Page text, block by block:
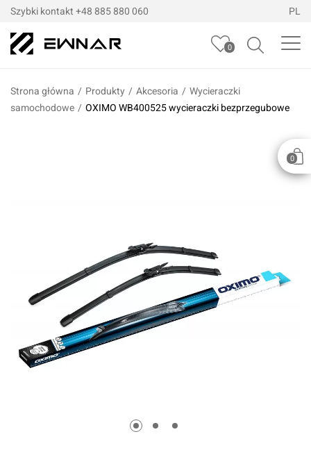
Szybki kontakt +48 885 880 060 PL
0
0
Strona główna / Produkty / Akcesoria / Wycieraczki
samochodowe / OXIMO WB400525 wycieraczki bezprzegubowe